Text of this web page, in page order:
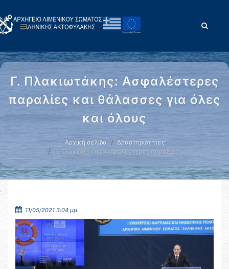
Γ. Πλακιωτάκης: Ασφαλέστερες
παραλίες και θάλασσες για όλες
και όλους
Αρχική σελίδα
Δραστηριότητες
Γ. Πλακιωτάκης: Ασφαλέστερες παραλίες …
11/05/2021 3:04 μμ.